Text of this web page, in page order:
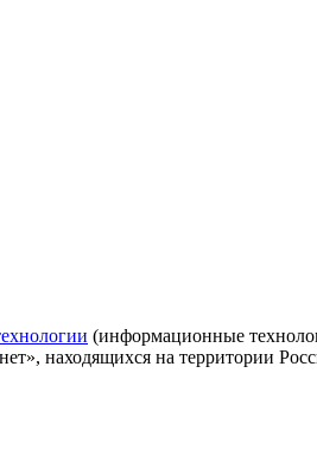
(информационные
находящихся на территории